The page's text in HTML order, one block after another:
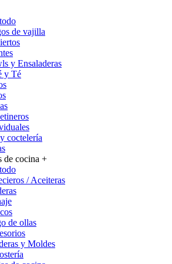
de vajilla
y Ensaladeras
y Té
coctelería
de cocina +
/ Aceiteras
de ollas
y Moldes